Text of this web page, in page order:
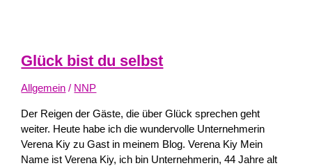
Glück bist du selbst
Allgemein / NNP
Der Reigen der Gäste, die über Glück sprechen geht
weiter. Heute habe ich die wundervolle Unternehmerin
Verena Kiy zu Gast in meinem Blog. Verena Kiy Mein
Name ist Verena Kiy, ich bin Unternehmerin, 44 Jahre alt